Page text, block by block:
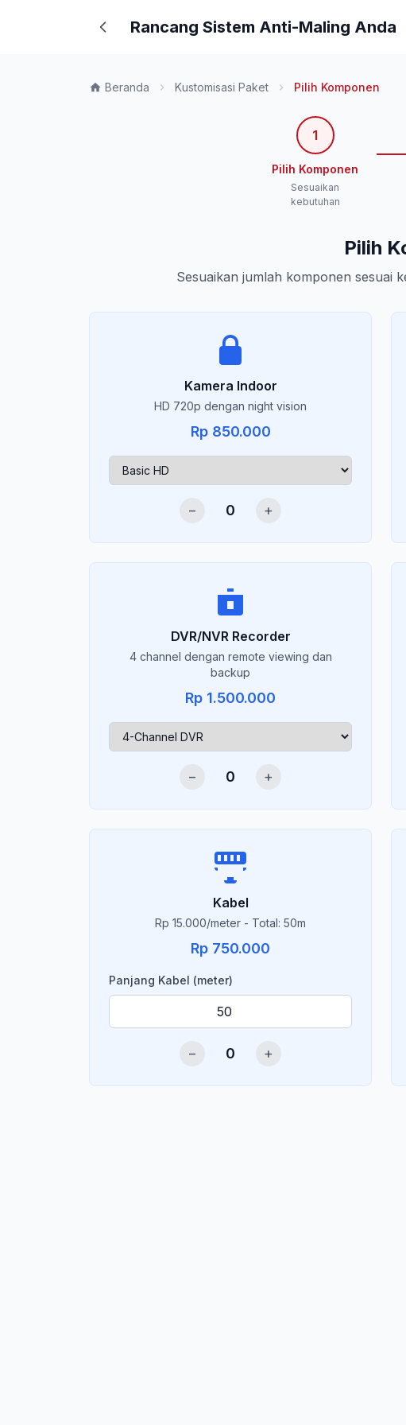
Rancang Sistem Anti-Maling Anda
Beranda Kustomisasi Paket Pilih Komponen
1
Pilih Komponen
Sesuaikan
kebutuhan
Pilih
Sesuaikan jumlah komponen sesuai
Pilih komponen CCTV
Kamera Indoor
HD 720p dengan night vision
Rp 850.000
− 0 +
DVR/NVR Recorder
4 channel dengan remote viewing dan
backup
Rp 1.500.000
− 0 +
Kabel
Rp 15.000/meter - Total: 50m
Rp 750.000
Panjang Kabel (meter)
− 0 +